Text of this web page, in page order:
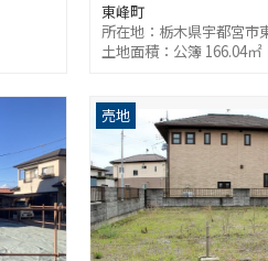
東峰町
所在地：栃木県宇都宮市
土地面積：公簿 166.04㎡
売地